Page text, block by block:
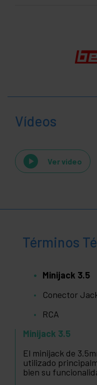
Vídeos
Ver video
Términos
Minijack 3.5
Conector
RCA
Minijack 3.5
El minijack de
utilizado
bien su